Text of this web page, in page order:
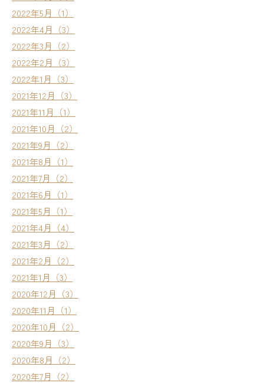
2022年5月（1）
2022年4月（3）
2022年3月（2）
2022年2月（3）
2022年1月（3）
2021年12月（3）
2021年11月（1）
2021年10月（2）
2021年9月（2）
2021年8月（1）
2021年7月（2）
2021年6月（1）
2021年5月（1）
2021年4月（4）
2021年3月（2）
2021年2月（2）
2021年1月（3）
2020年12月（3）
2020年11月（1）
2020年10月（2）
2020年9月（3）
2020年8月（2）
2020年7月（2）